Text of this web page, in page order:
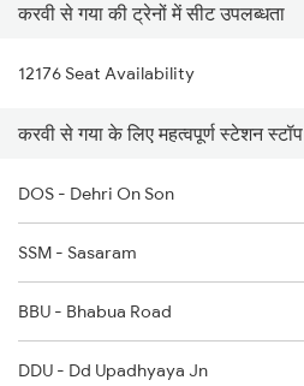
22812 Bbs Tejas Raj
12382 Poorva Express
12802 Purushottam Exp
करवी से गया की ट्रेनों में सीट उपलब्धता
12176 Seat Availability
करवी से गया के लिए महत्वपूर्ण स्टेशन स्टॉप
DOS - Dehri On Son
SSM - Sasaram
BBU - Bhabua Road
DDU - Dd Upadhyaya Jn